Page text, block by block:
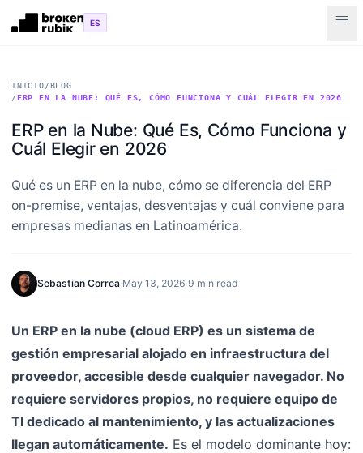
ES menu
INICIO/BLOG
/ERP EN LA NUBE: QUÉ ES, CÓMO FUNCIONA Y CUÁL ELEGIR EN 2026
ERP en la Nube: Qué Es, Cómo Funciona y
Cuál Elegir en 2026
Qué es un ERP en la nube, cómo se diferencia del ERP
on-premise, ventajas, desventajas y cuál conviene para
empresas medianas en Latinoamérica.
Sebastian Correa·May 13, 2026·9 min read
Un ERP en la nube (cloud ERP) es un sistema de
gestión empresarial alojado en infraestructura del
proveedor, accesible desde cualquier navegador. No
requiere servidores propios, no requiere equipo de
TI dedicado al mantenimiento, y las actualizaciones
llegan automáticamente. Es el modelo dominante hoy: